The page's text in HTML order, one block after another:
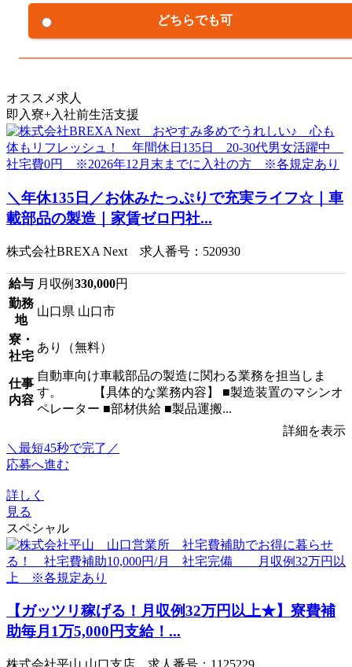
どちらでも可
オススメ求人
即入寮+入社前生活支援
＼年休135日／お休みたっぷりで充実ライフ☆｜車
載部品の製造｜家賃ゼロ円社...
株式会社BREXA Next 求人番号：520930
給与 月収例 330,000円
勤務
地
山口県 山口市
寮・
社宅
あり（無料）
仕事
内容
自動車向け車載部品の製造に関わる業務を担当しま
す。 【具体的な業務内容】 ■製造装置のマシンオ
ペレーター ■部材供給 ■製品運搬...
詳細を表示
＼最短45秒で完了／
応募へ進む
詳しく
見る
スペシャル
【ガッツリ稼げる！月収例32万円以上★】寮費補
助毎月1万5,000円支給！...